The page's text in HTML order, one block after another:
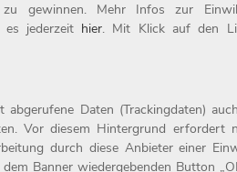
zu gewinnen. Mehr Infos zur
jederzeit hier. Mit Klick auf den
Daten (Trackingdaten)
Vor diesem Hintergrund erfordert
durch diese Anbieter einer
Banner wiedergebenden Button